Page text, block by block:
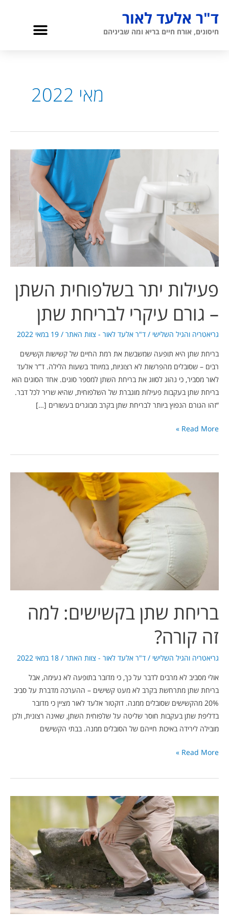
לתוכןד"ר אלעד לאור
חיסונים, אורח חיים בריא ומה שביניהם תפריט
מאי 2022
פעילות יתר בשלפוחית השתן
– גורם עיקרי לבריחת שתן
גריאטריה והגיל השלישי / ד"ר אלעד לאור - צוות האתר / 19 במאי 2022
בריחת שתן היא תופעה שמשבשת את רמת החיים של קשישות וקשישים
רבים – שסובלים מהפרשות לא רצוניות, במיוחד בשעות הלילה. ד”ר אלעד
לאור מסביר, כי נהוג לסווג את בריחת השתן למספר סוגים. אחד הסוגים הוא
בריחת שתן בעקבות פעילות מוגברת של השלפוחית, שהיא שריר לכל דבר.
“זהו הגורם הנפוץ ביותר לבריחת שתן בקרב מבוגרים בעשורים […]
לבריחת
שתן
Read More »
בריחת שתן בקשישים: למה
זה קורה?
גריאטריה והגיל השלישי / ד"ר אלעד לאור - צוות האתר / 18 במאי 2022
אולי מסביב לא מרבים לדבר על כך, כי מדובר בתופעה לא נעימה, אבל
בריחת שתן מתרחשת בקרב לא מעט קשישים – ההערכה מדברת על סביב
20% מהקשישים שסובלים ממנה. דוקטור אלעד לאור מציין כי מדובר
בדליפת שתן בעקבות חוסר שליטה על שלפוחית השתן, שאינה רצונית, ולכן
מובילה לירידה באיכות חייהם של הסובלים ממנה. בבתי הקשישים
Read More »
הקשר
שבין
אוסטאופורוזיס
בצוואר
הירך